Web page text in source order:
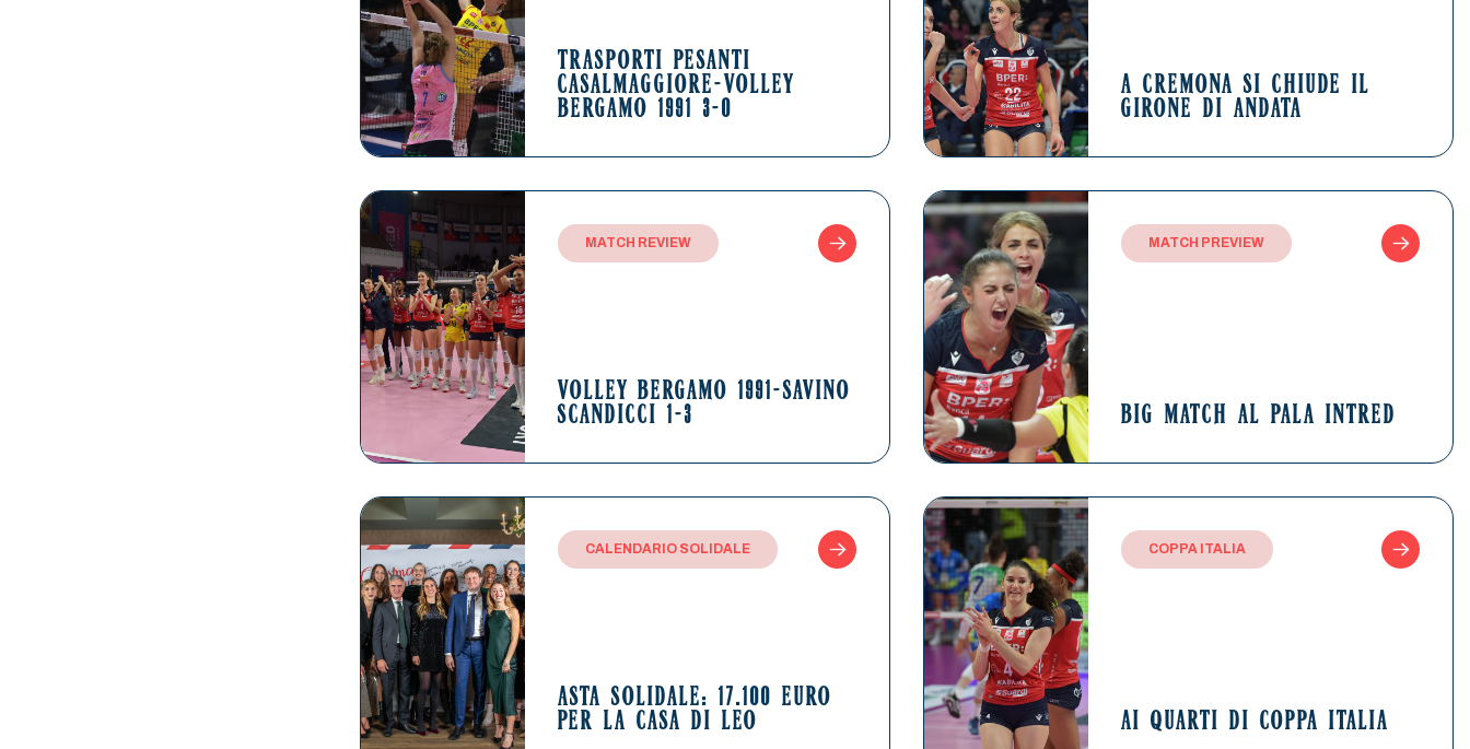
TRASPORTI PESANTI
CASALMAGGIORE-VOLLEY
BERGAMO 1991 3-0
A CREMONA SI CHIUDE IL
GIRONE DI ANDATA
MATCH REVIEW
VOLLEY BERGAMO 1991-SAVINO
SCANDICCI 1-3
MATCH PREVIEW
BIG MATCH AL PALA INTRED
CALENDARIO SOLIDALE
ASTA SOLIDALE: 17.100 EURO
PER LA CASA DI LEO
COPPA ITALIA
AI QUARTI DI COPPA ITALIA